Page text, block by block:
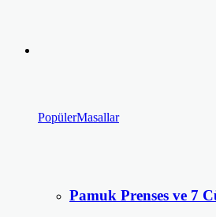
PopülerMasallar
Pamuk Prenses ve 7